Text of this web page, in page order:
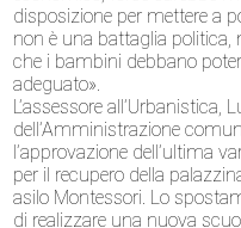
disposizione per mettere a
non è una battaglia
che i bambini debbano
adeguato».
L’assessore
dell’Amministrazione
l’approvazione dell’ultima
per il recupero della
asilo Montessori. Lo
di realizzare una nuova